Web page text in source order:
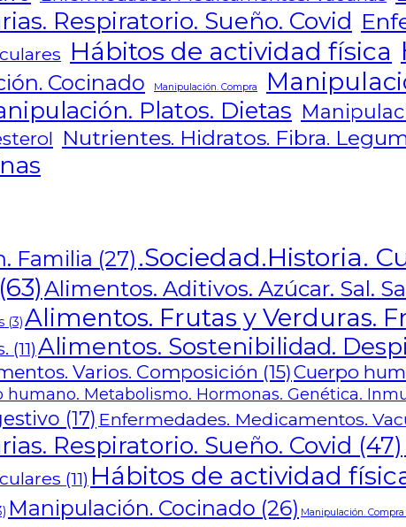
Respiratorio. Sueño. Covid
Hábitos de actividad física
Cocinado Manipulación. Compra
Platos. Dietas
Nutrientes. Hidratos. Fibra.
Familia (27) .Sociedad.Historia.
(63)Alimentos. Aditivos. Azúcar. Sal.
(3)Alimentos. Frutas y Verduras.
(11)Alimentos. Sostenibilidad.
Varios. Composición (15)Cuerpo
humano. Metabolismo. Hormonas. Genética.
(17) Enfermedades. Medicamentos.
Respiratorio. Sueño. Covid (47)
(11) Hábitos de actividad
Manipulación. Cocinado (26) Manipulación. Compra